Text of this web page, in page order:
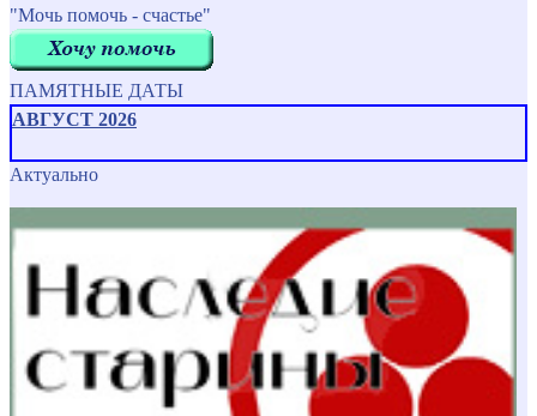
"Мочь помочь - счастье"
ПАМЯТНЫЕ ДАТЫ
АВГУСТ 2026
Актуально